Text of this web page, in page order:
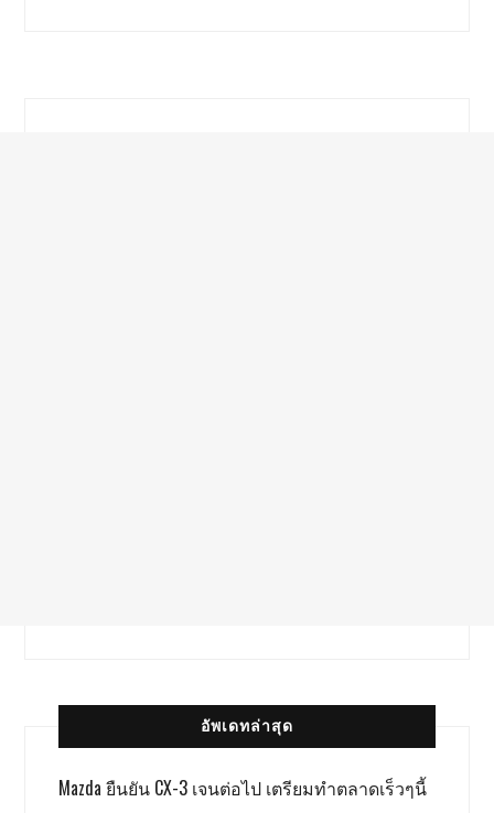
อัพเดทล่าสุด
Mazda ยืนยัน CX-3 เจนต่อไป เตรียมทำตลาดเร็วๆนี้